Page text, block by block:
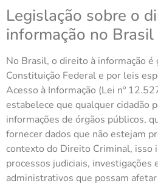
Legislação sobre o
informação no Brasil
No Brasil, o direito à informação é
Constituição Federal e por leis
Acesso à Informação (Lei nº
estabelece que qualquer cidadão
informações de órgãos públicos,
fornecer dados que não estejam
contexto do Direito Criminal, isso
processos judiciais, investigações
administrativos que possam